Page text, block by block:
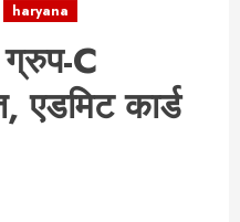
haryana
C
एडमिट कार्ड